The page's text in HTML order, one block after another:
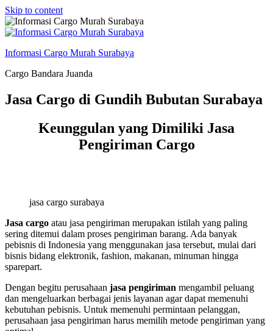
Skip to content
Informasi Cargo Murah Surabaya
Cargo Bandara Juanda
Jasa Cargo di Gundih Bubutan Surabaya
Keunggulan yang Dimiliki Jasa
Pengiriman Cargo
jasa cargo surabaya
Jasa cargo atau jasa pengiriman merupakan istilah yang paling
sering ditemui dalam proses pengiriman barang. Ada banyak
pebisnis di Indonesia yang menggunakan jasa tersebut, mulai dari
bisnis bidang elektronik, fashion, makanan, minuman hingga
sparepart.
Dengan begitu perusahaan jasa pengiriman mengambil peluang
dan mengeluarkan berbagai jenis layanan agar dapat memenuhi
kebutuhan pebisnis. Untuk memenuhi permintaan pelanggan,
perusahaan jasa pengiriman harus memilih metode pengiriman yang